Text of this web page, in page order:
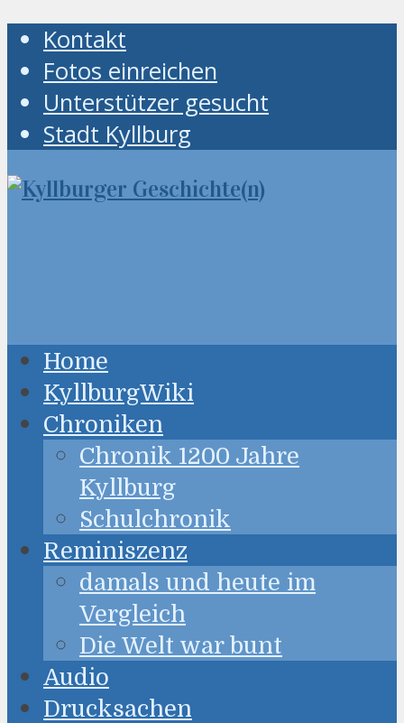
Kontakt
Fotos einreichen
Unterstützer gesucht
Stadt Kyllburg
Home
KyllburgWiki
Chroniken
Chronik 1200 Jahre
Kyllburg
Schulchronik
Reminiszenz
damals und heute im
Vergleich
Die Welt war bunt
Audio
Drucksachen